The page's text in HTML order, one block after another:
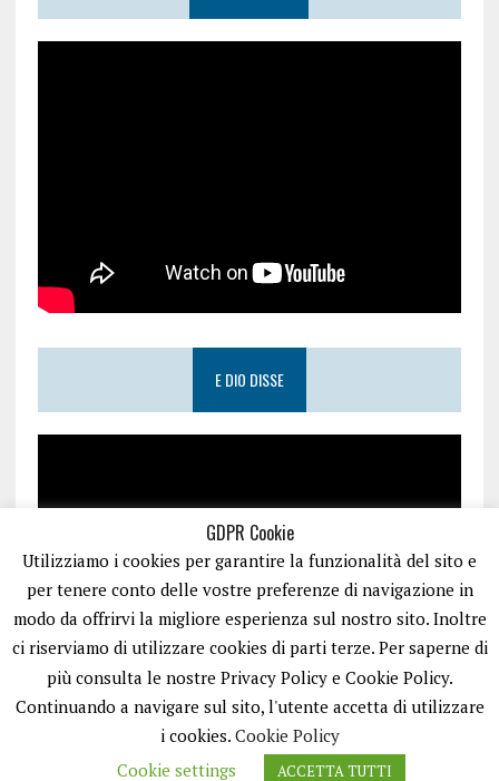
E DIO DISSE
GDPR Cookie
Utilizziamo i cookies per garantire la funzionalità del sito e
per tenere conto delle vostre preferenze di navigazione in
modo da offrirvi la migliore esperienza sul nostro sito. Inoltre
ci riserviamo di utilizzare cookies di parti terze. Per saperne di
più consulta le nostre Privacy Policy e Cookie Policy.
Continuando a navigare sul sito, l'utente accetta di utilizzare
i cookies. Cookie Policy
Cookie settings
ACCETTA TUTTI